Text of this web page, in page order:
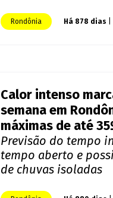
Rondônia Há 878 dias
Calor intenso
semana em
máximas de até
Previsão do tempo
tempo aberto e
de chuvas isoladas